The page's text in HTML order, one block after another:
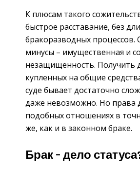
К плюсам такого
быстрое расставание, без
бракоразводных процессов.
минусы – имущественная и
незащищенность. Получить
купленных на общие
суде бывает достаточно
даже невозможно. Но права
подобных отношениях в
же, как и в законном браке.
Брак – дело